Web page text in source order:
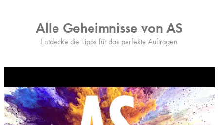
Alle Geheimnisse von AS
Entdecke die Tipps für das perfekte Auftragen